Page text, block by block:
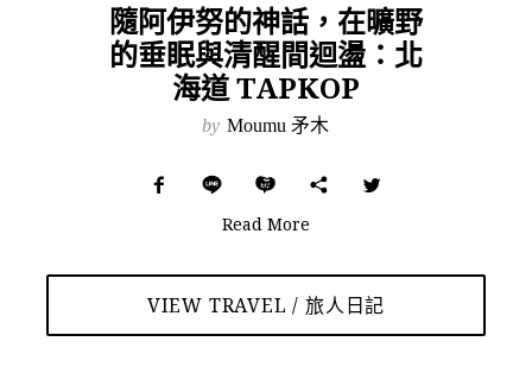
隨阿伊努的神話，在曠野
的垂眠與清醒間迴盪：北
海道 TAPKOP
by Moumu 矛木
Read More
VIEW TRAVEL / 旅人日記